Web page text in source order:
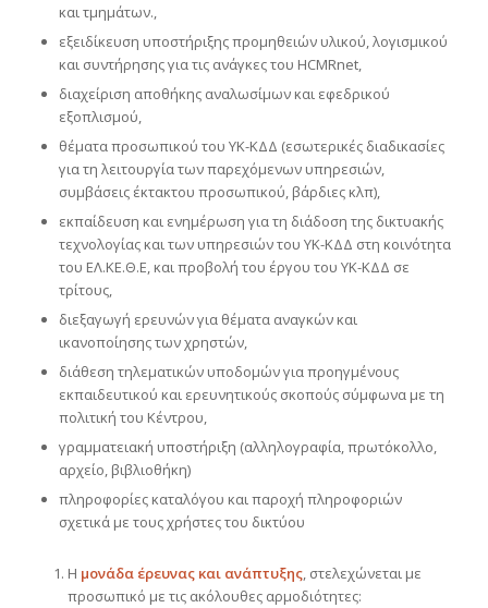
και τμημάτων.,
εξειδίκευση υποστήριξης προμηθειών υλικού, λογισμικού
και συντήρησης για τις ανάγκες του HCMRnet,
διαχείριση αποθήκης αναλωσίμων και εφεδρικού
εξοπλισμού,
θέματα προσωπικού του ΥΚ-ΚΔΔ (εσωτερικές διαδικασίες
για τη λειτουργία των παρεχόμενων υπηρεσιών,
συμβάσεις έκτακτου προσωπικού, βάρδιες κλπ),
εκπαίδευση και ενημέρωση για τη διάδοση της δικτυακής
τεχνολογίας και των υπηρεσιών του ΥΚ-ΚΔΔ στη κοινότητα
του ΕΛ.ΚΕ.Θ.Ε, και προβολή του έργου του ΥΚ-ΚΔΔ σε
τρίτους,
διεξαγωγή ερευνών για θέματα αναγκών και
ικανοποίησης των χρηστών,
διάθεση τηλεματικών υποδομών για προηγμένους
εκπαιδευτικού και ερευνητικούς σκοπούς σύμφωνα με τη
πολιτική του Κέντρου,
γραμματειακή υποστήριξη (αλληλογραφία, πρωτόκολλο,
αρχείο, βιβλιοθήκη)
πληροφορίες καταλόγου και παροχή πληροφοριών
σχετικά με τους χρήστες του δικτύου
Η μονάδαέρευνας και ανάπτυξης, στελεχώνεται με
προσωπικό με τις ακόλουθες αρμοδιότητες: